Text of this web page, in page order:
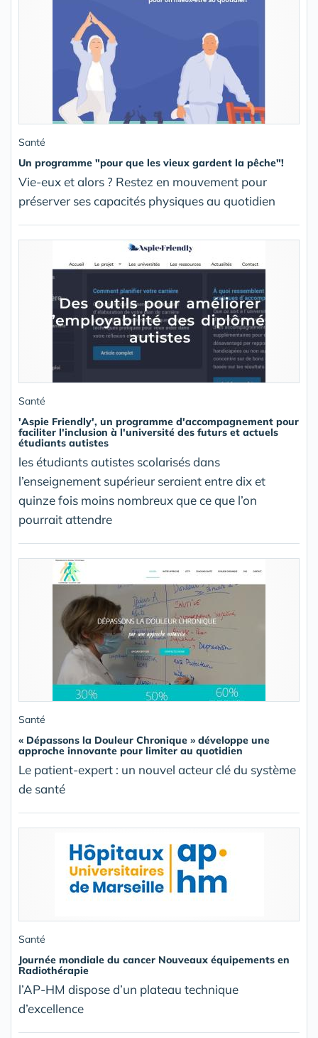
Santé
Un programme "pour que les vieux gardent la pêche"!
Vie-eux et alors ? Restez en mouvement pour
préserver ses capacités physiques au quotidien
Santé
'Aspie Friendly', un programme d'accompagnement pour
faciliter l'inclusion à l'université des futurs et actuels
étudiants autistes
les étudiants autistes scolarisés dans
l’enseignement supérieur seraient entre dix et
quinze fois moins nombreux que ce que l’on
pourrait attendre
Santé
« Dépassons la Douleur Chronique » développe une
approche innovante pour limiter au quotidien
Le patient-expert : un nouvel acteur clé du système
de santé
Santé
Journée mondiale du cancer Nouveaux équipements en
Radiothérapie
l’AP-HM dispose d’un plateau technique
d’excellence